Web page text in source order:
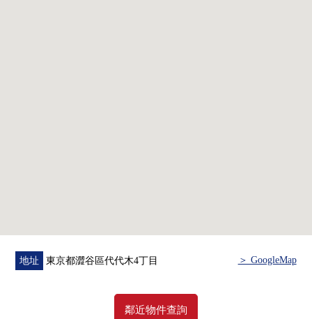
地址 東京都澀谷區代代木4丁目 ＞ GoogleMap
鄰近物件查詢